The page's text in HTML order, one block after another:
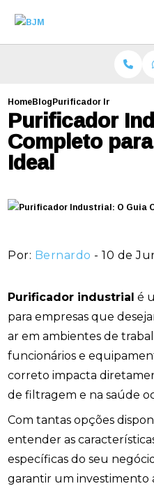
HomeBlogPurificador Industrial:
Purificador
Completo
Ideal
Por: Bernardo - 10 de
Purificador industrial é
para empresas que
ar em ambientes de
funcionários e
correto impacta
de filtragem e na saúde
Com tantas opções
entender as
específicas do seu
garantir um investimento